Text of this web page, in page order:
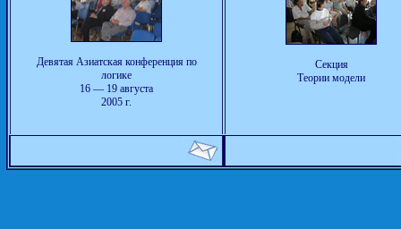
Девятая Азиатская конференция по
логике
16 — 19 августа
2005 г.
Секция
Теории модели